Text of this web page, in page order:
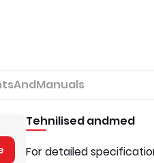
Tehnilised andmed
For detailed